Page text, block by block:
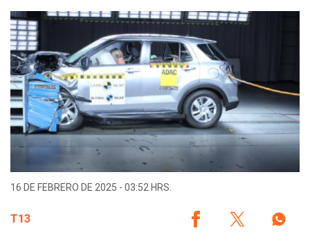
16 DE FEBRERO DE 2025 - 03:52 HRS.
T13